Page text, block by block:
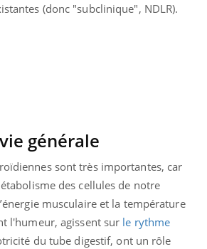
(donc "subclinique", NDLR).
générale
sont très importantes, car
des cellules de notre
musculaire et la température
l'humeur, agissent sur le rythme
du tube digestif, ont un rôle